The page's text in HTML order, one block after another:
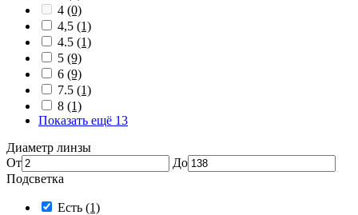
4 (0)
4,5 (1)
4.5 (1)
5 (9)
6 (9)
7.5 (1)
8 (1)
Показать ещё 13
Диаметр линзы
От
До
Подсветка
Есть (1)